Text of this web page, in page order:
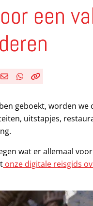
een
geboekt, worden
uitstapjes,
wat er allemaal
onze digitale reisgids